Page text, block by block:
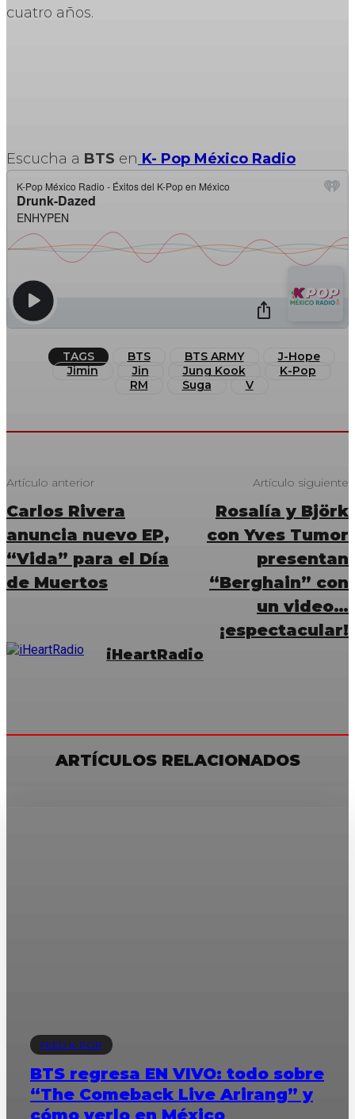
cuatro años.
Escucha a BTS en K- Pop México Radio
TAGS BTS BTS ARMY
J-Hope
Jimin
Jin Jung Kook
K-Pop
RM
Suga V
Artículo anterior
Carlos Rivera
anuncia nuevo EP,
“Vida” para el Día
de Muertos
Artículo siguiente
Rosalía y Björk
con Yves Tumor
presentan
“Berghain” con
un video…
¡espectacular!
iHeartRadio
ARTÍCULOS RELACIONADOS
FEED K-POP
BTS regresa EN VIVO: todo sobre
“The Comeback Live Arirang” y
cómo verlo en México